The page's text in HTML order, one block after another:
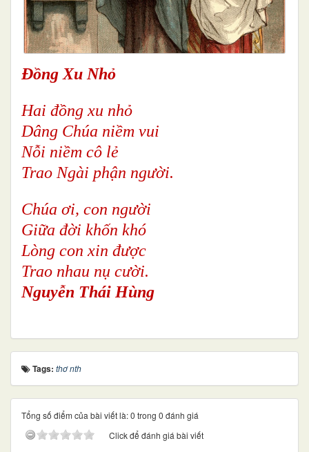
Đồng Xu Nhỏ
Hai đồng xu nhỏ
Dâng Chúa niềm vui
Nỗi niềm cô lẻ
Trao Ngài phận người.
Chúa ơi, con người
Giữa đời khốn khó
Lòng con xin được
Trao nhau nụ cười.
Nguyễn Thái Hùng
Tags: thơ nth
Tổng số điểm của bài viết là: 0 trong 0 đánh giá
Click để đánh giá bài viết